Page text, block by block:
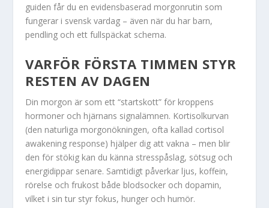
guiden får du en evidensbaserad morgonrutin som
fungerar i svensk vardag – även när du har barn,
pendling och ett fullspäckat schema.
VARFÖR FÖRSTA TIMMEN STYR
RESTEN AV DAGEN
Din morgon är som ett “startskott” för kroppens
hormoner och hjärnans signalämnen. Kortisolkurvan
(den naturliga morgonökningen, ofta kallad cortisol
awakening response) hjälper dig att vakna – men blir
den för stökig kan du känna stresspåslag, sötsug och
energidippar senare. Samtidigt påverkar ljus, koffein,
rörelse och frukost både blodsocker och dopamin,
vilket i sin tur styr fokus, hunger och humör.